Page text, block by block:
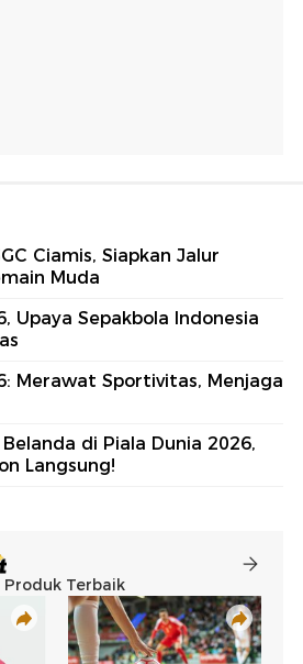
Ciamis, Siapkan Jalur
Muda
Upaya Sepakbola Indonesia
Merawat Sportivitas, Menjaga
di Piala Dunia 2026,
Langsung!